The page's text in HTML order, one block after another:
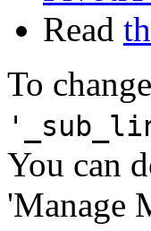
Read
To
You can
'Manage